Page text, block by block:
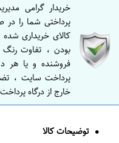
خریدار گرامی
پرداختی شما را
کالای خریداری
بودن ، تفاوت رنگ
فروشنده و یا هر
پرداخت سایت ،
خارج از درگاه
توضیحات کالا